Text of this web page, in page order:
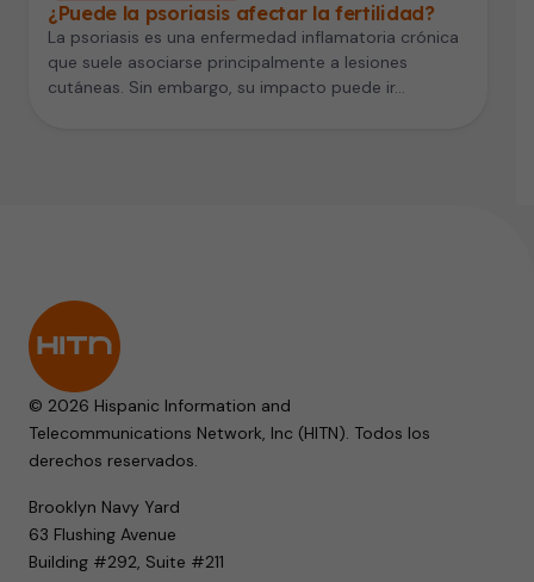
¿Puede la psoriasis afectar la fertilidad?
La psoriasis es una enfermedad inflamatoria crónica
que suele asociarse principalmente a lesiones
cutáneas. Sin embargo, su impacto puede ir…
© 2026 Hispanic Information and
Telecommunications Network, Inc (HITN). Todos los
derechos reservados.
Brooklyn Navy Yard
63 Flushing Avenue
Building #292, Suite #211